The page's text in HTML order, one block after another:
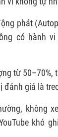
phát
có hành
từ 50–70%,
đánh giá là
không
khó